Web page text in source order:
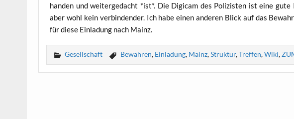
han­den und wei­ter­ge­dacht *ist*. Die Digi­cam des Poli­zis­ten ist eine
aber wohl kein ver­bin­den­der. Ich habe einen ande­ren Blick auf das
für die­se Ein­la­dung nach Mainz.
Gesellschaft Bewahren, Einladung, Mainz,Struktur,Treffen,Wiki,